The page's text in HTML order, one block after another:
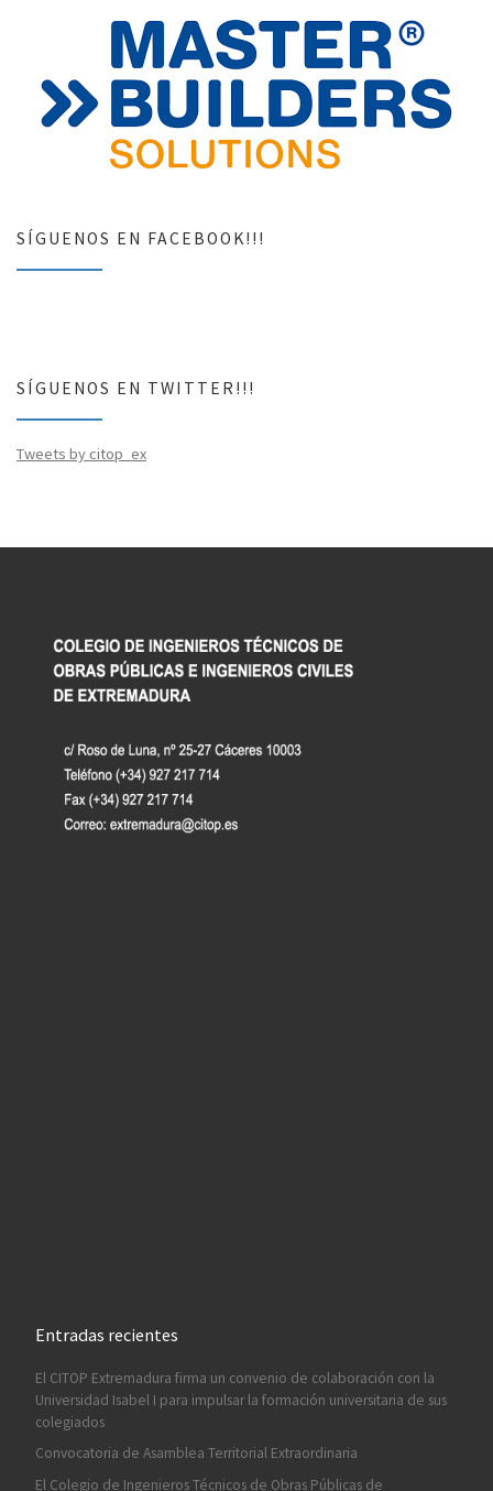
SÍGUENOS EN FACEBOOK!!!
SÍGUENOS EN TWITTER!!!
Tweets by citop_ex
Entradas recientes
El CITOP Extremadura firma un convenio de colaboración con la
Universidad Isabel I para impulsar la formación universitaria de sus
colegiados
Convocatoria de Asamblea Territorial Extraordinaria
El Colegio de Ingenieros Técnicos de Obras Públicas de